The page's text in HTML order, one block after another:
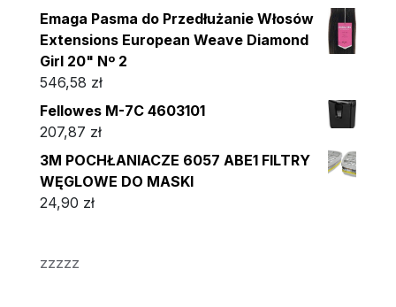
Emaga Pasma do Przedłużanie Włosów
Extensions European Weave Diamond
Girl 20" Nº 2
546,58 zł
Fellowes M-7C 4603101
207,87 zł
3M POCHŁANIACZE 6057 ABE1 FILTRY
WĘGLOWE DO MASKI
24,90 zł
zzzzz